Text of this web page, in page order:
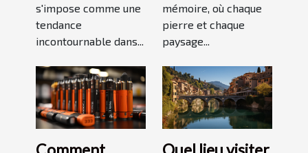
s'impose comme une
tendance
incontournable dans...
mémoire, où chaque
pierre et chaque
paysage...